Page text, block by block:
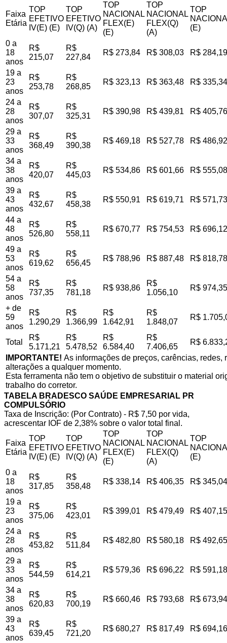
Faixa
Etária
TOP
EFETIVO
IV(E) (E)
TOP
EFETIVO
IV(Q) (A)
TOP
NACIONAL
FLEX(E)
(E)
TOP
NACIONAL
FLEX(Q)
(A)
TOP
(E)
0 a
18
anos
R$
215,07
R$
227,84
R$ 273,84 R$ 308,03 R$ 284,19
19 a
23
anos
R$
253,78
R$
268,85
R$ 323,13 R$ 363,48 R$ 335,34
24 a
28
anos
R$
307,07
R$
325,31
R$ 390,98 R$ 439,81 R$ 405,76
29 a
33
anos
R$
368,49
R$
390,38
R$ 469,18 R$ 527,78 R$ 486,92
34 a
38
anos
R$
420,07
R$
445,03
R$ 534,86 R$ 601,66 R$ 555,08
39 a
43
anos
R$
432,67
R$
458,38
R$ 550,91 R$ 619,71 R$ 571,73
44 a
48
anos
R$
526,80
R$
558,11
R$ 670,77 R$ 754,53 R$ 696,12
49 a
53
anos
R$
619,62
R$
656,45
R$ 788,96 R$ 887,48 R$ 818,78
54 a
58
anos
R$
737,35
R$
781,18
R$ 938,86
R$
1.056,10
R$ 974,35
+ de
59
anos
R$
1.290,29
R$
1.366,99
R$
1.642,91
R$
1.848,07
R$
Total
R$
5.171,21
R$
5.478,52
R$
6.584,40
R$
7.406,65
R$
IMPORTANTE! As informações de preços, carências,
alterações a qualquer momento.
Esta ferramenta não tem o objetivo de substituir o material
trabalho do corretor.
TABELA BRADESCO SAÚDE EMPRESARIAL PR
COMPULSÓRIO
Taxa de Inscrição: (Por Contrato) - R$ 7,50 por vida,
acrescentar IOF de 2,38% sobre o valor total final.
Faixa
Etária
TOP
EFETIVO
IV(E) (E)
TOP
EFETIVO
IV(Q) (A)
TOP
NACIONAL
FLEX(E)
(E)
TOP
NACIONAL
FLEX(Q)
(A)
TOP
(E)
0 a
18
anos
R$
317,85
R$
358,48
R$ 338,14 R$ 406,35 R$ 345,04
19 a
23
anos
R$
375,06
R$
423,01
R$ 399,01 R$ 479,49 R$ 407,15
24 a
28
anos
R$
453,82
R$
511,84
R$ 482,80 R$ 580,18 R$ 492,65
29 a
33
anos
R$
544,59
R$
614,21
R$ 579,36 R$ 696,22 R$ 591,18
34 a
38
anos
R$
620,83
R$
700,19
R$ 660,46 R$ 793,68 R$ 673,94
39 a
43
anos
R$
639,45
R$
721,20
R$ 680,27 R$ 817,49 R$ 694,16